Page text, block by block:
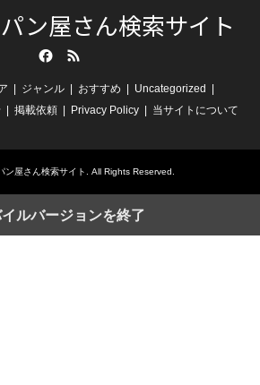
ン屋さん検索サイト
ジャンル おすすめ
Uncategorized
掲載依頼 Privacy Policy 当サイトについて
ン屋さん検索サイト . All Rights Reserved.
ルバージョンを終了